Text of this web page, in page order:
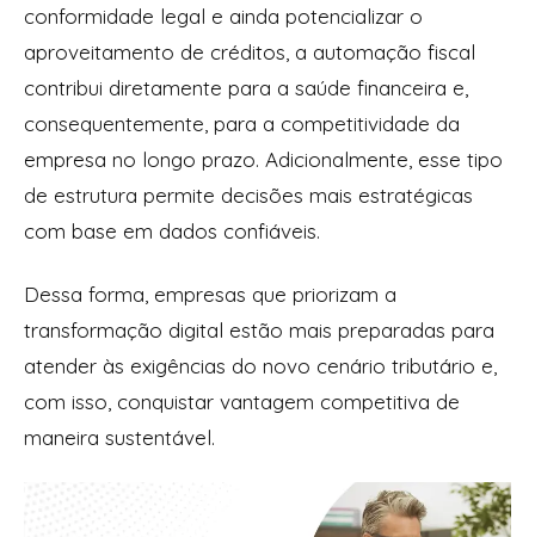
conformidade legal e ainda potencializar o
aproveitamento de créditos, a automação fiscal
contribui diretamente para a saúde financeira e,
consequentemente, para a competitividade da
empresa no longo prazo. Adicionalmente, esse tipo
de estrutura permite decisões mais estratégicas
com base em dados confiáveis.
Dessa forma, empresas que priorizam a
transformação digital estão mais preparadas para
atender às exigências do novo cenário tributário e,
com isso, conquistar vantagem competitiva de
maneira sustentável.